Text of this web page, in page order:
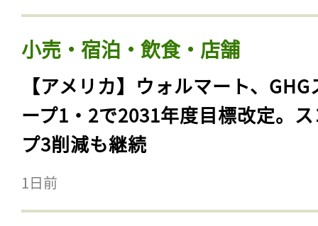
小売・宿泊・飲食・店舗
【アメリカ】ウォルマート、GHG
ープ1・2で2031年度目標改定。
プ3削減も継続
1日前